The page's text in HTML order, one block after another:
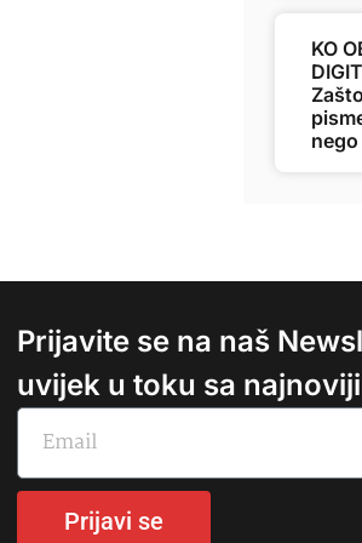
KO
Prijavite se na naš
uvijek u toku sa
Prijavi se